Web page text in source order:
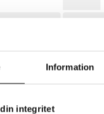
Information
integritet